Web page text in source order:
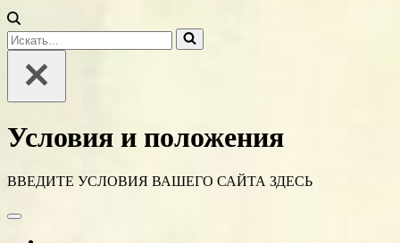
Искать...
Условия и положения
ВВЕДИТЕ УСЛОВИЯ ВАШЕГО САЙТА ЗДЕСЬ